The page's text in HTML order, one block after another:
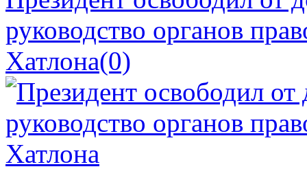
руководство органов
Хатлона(0)